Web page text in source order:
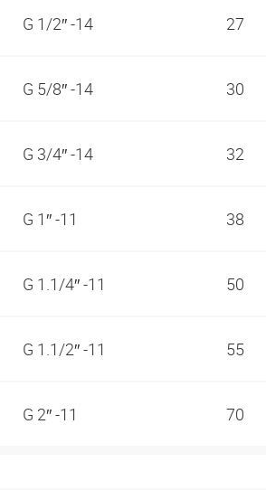
G 1/2″ -14 27
G 5/8″ -14 30
G 3/4″ -14 32
G 1″ -11 38
G 1.1/4″ -11 50
G 1.1/2″ -11 55
G 2″ -11 70